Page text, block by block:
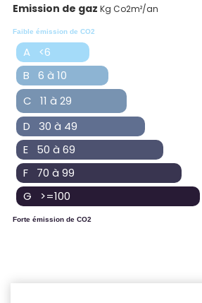
Emission de gaz Kg Co2m²/an
Faible émission de CO2
A <6
B 6 à 10
C 11 à 29
D 30 à 49
E 50 à 69
F 70 à 99
G >=100
Forte émission de CO2